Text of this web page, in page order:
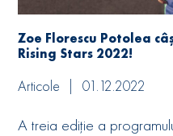
Zoe Florescu Potolea
Rising Stars 2022!
Articole 01.12.2022
A treia ediție a